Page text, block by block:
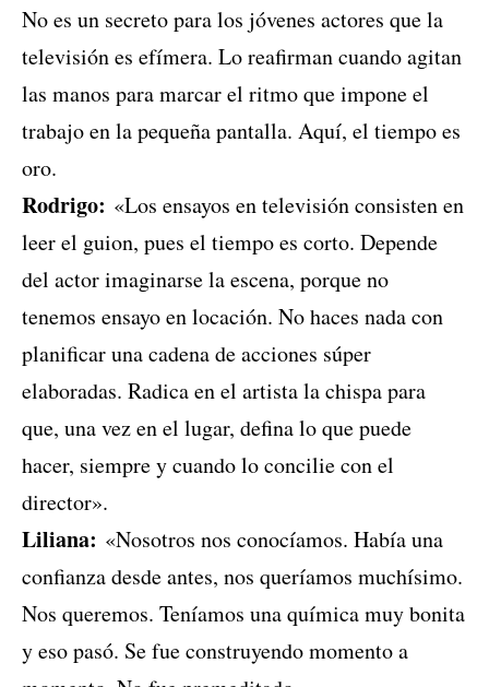
No es un secreto para los jóvenes actores que la
televisión es efímera. Lo reafirman cuando agitan
las manos para marcar el ritmo que impone el
trabajo en la pequeña pantalla. Aquí, el tiempo es
oro.
Rodrigo: «Los ensayos en televisión consisten en
leer el guion, pues el tiempo es corto. Depende
del actor imaginarse la escena, porque no
tenemos ensayo en locación. No haces nada con
planificar una cadena de acciones súper
elaboradas. Radica en el artista la chispa para
que, una vez en el lugar, defina lo que puede
hacer, siempre y cuando lo concilie con el
director».
Liliana: «Nosotros nos conocíamos. Había una
confianza desde antes, nos queríamos muchísimo.
Nos queremos. Teníamos una química muy bonita
y eso pasó. Se fue construyendo momento a